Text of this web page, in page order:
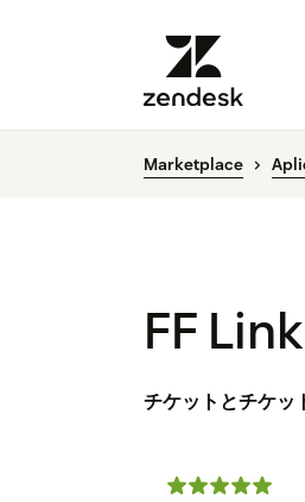
Marketplace
FF Link
チケットとチケッ